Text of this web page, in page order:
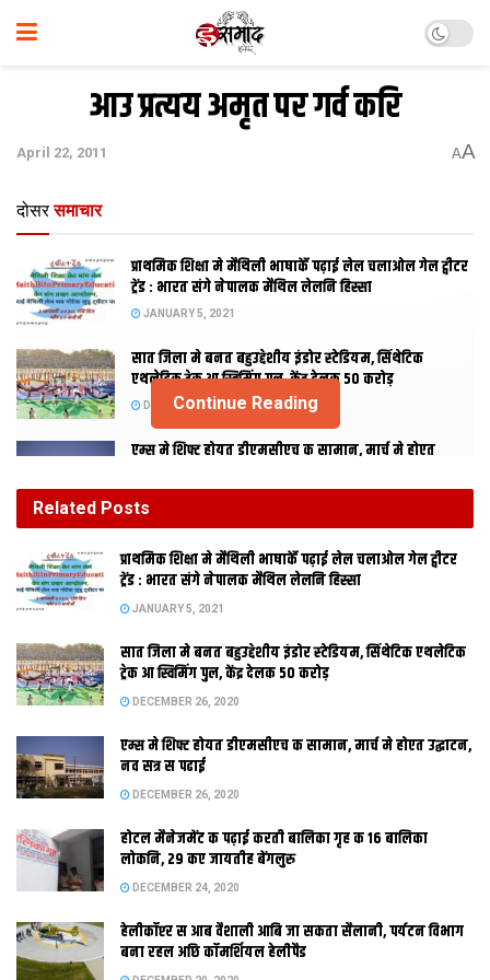
आउ प्रत्यय अमृत पर गर्व करि
April 22, 2011 AA
दोसर समाचार
प्राथमिक शि‍क्षा मे मैथि‍ली भाषाकेँ पढ़ाई लेल चलाओल गेल ट्वीटर
ट्रेंड : भारत संगे नेपालक मैथिल लेलनि हिस्सा
JANUARY 5, 2021
सात जिला मे बनत बहुउद्देशीय इंडोर स्‍टेडि‍यम, सिंथेटिक
एथलेटिक ट्रेक आ स्विमिंग पुल, केंद्र देलक 50 करोड़
DECEMBER 26, 2020
एम्स मे शिफ्ट होयत डीएमसीएच क सामान, मार्च मे होएत
लोकनि, 29 कए जायतीह बेंगलुरु
इ अपन सबस खराब दिन देखलक। करीब मरनासन्‍न भ चुकल बिहारक लोक
प्रशासन कए अमृत भेल गेल आ ओ एक बेर फेर अपन रूप मे सामने आबि रहल
Continue Reading
Related Posts
प्राथमिक शि‍क्षा मे मैथि‍ली भाषाकेँ पढ़ाई लेल चलाओल गेल ट्वीटर
ट्रेंड : भारत संगे नेपालक मैथिल लेलनि हिस्सा
JANUARY 5, 2021
सात जिला मे बनत बहुउद्देशीय इंडोर स्‍टेडि‍यम, सिंथेटिक एथलेटिक
ट्रेक आ स्विमिंग पुल, केंद्र देलक 50 करोड़
DECEMBER 26, 2020
एम्स मे शिफ्ट होयत डीएमसीएच क सामान, मार्च मे होएत उद्घाटन,
नव सत्र स पढाई
DECEMBER 26, 2020
होटल मैनेजमेंट क पढ़ाई करती बालिका गृह क 16 बालिका
लोकनि, 29 कए जायतीह बेंगलुरु
DECEMBER 24, 2020
हेलीकॉप्टर स आब वैशाली आबि जा सकता सैलानी, पर्यटन विभाग
बना रहल अछि कॉमर्शियल हेलीपैड